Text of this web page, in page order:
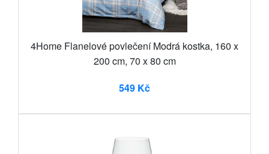
4Home Flanelové povlečení Modrá kostka, 160 x
200 cm, 70 x 80 cm
549 Kč